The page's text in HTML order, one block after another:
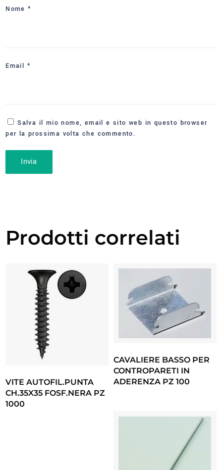
Nome*
Email *
Salva il mio nome, email e sito web in questo browser
per la prossima volta che commento.
Prodotti correlati
VITE AUTOFIL.PUNTA
CH.35X35 FOSF.NERA PZ
1000
CAVALIERE BASSO PER
CONTROPARETI IN
ADERENZA PZ 100